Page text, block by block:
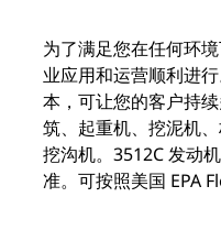
为了满足您在任何环
业应用和运营顺利进
本，可让您的客户持
筑、起重机、挖泥机
挖沟机。3512C 发动
准。可按照美国 EPA